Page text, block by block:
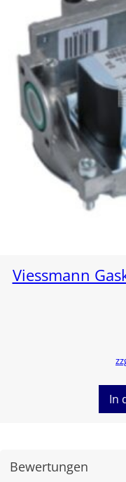
Viessmann
In
Bewertungen